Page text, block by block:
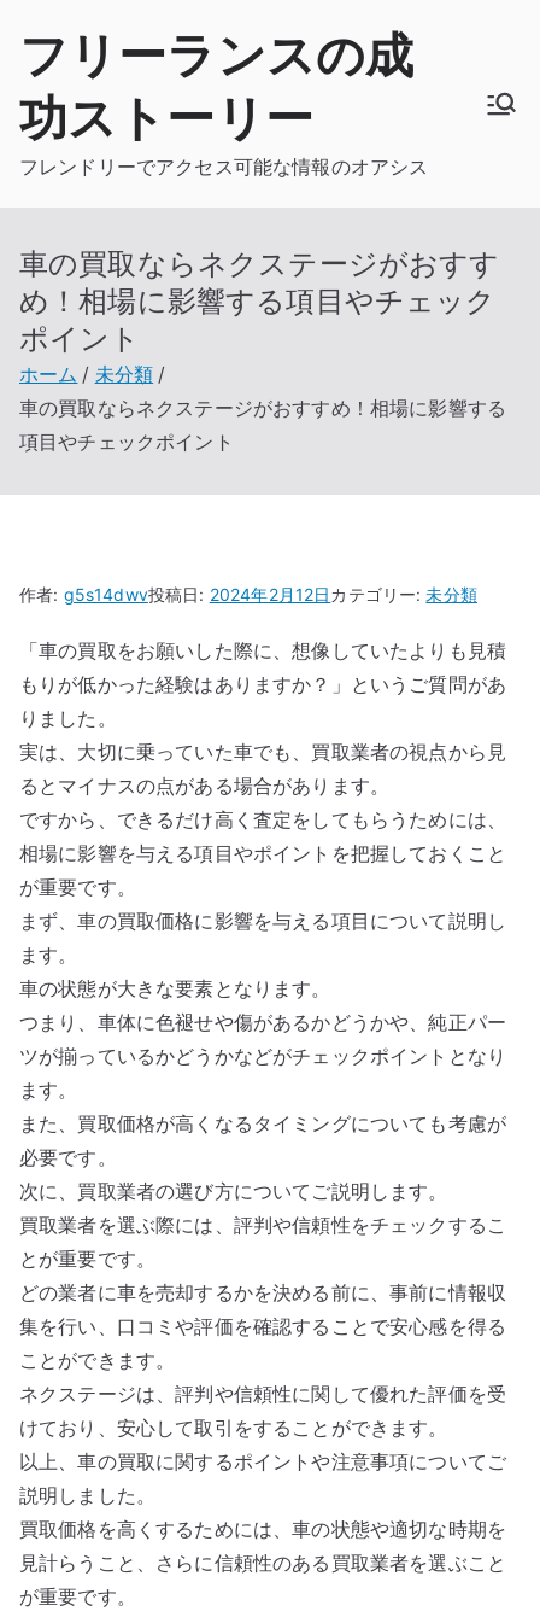
フリーランスの成
功ストーリー
フレンドリーでアクセス可能な情報のオアシス
車の買取ならネクステージがおすす
め！相場に影響する項目やチェック
ポイント
ホーム
未分類
車の買取ならネクステージがおすすめ！相場に影響する
項目やチェックポイント
作者: g5s14dwv投稿日: 2024年2月12日カテゴリー:未分類
「車の買取をお願いした際に、想像していたよりも見積
もりが低かった経験はありますか？」というご質問があ
りました。
実は、大切に乗っていた車でも、買取業者の視点から見
るとマイナスの点がある場合があります。
ですから、できるだけ高く査定をしてもらうためには、
相場に影響を与える項目やポイントを把握しておくこと
が重要です。
まず、車の買取価格に影響を与える項目について説明し
ます。
車の状態が大きな要素となります。
つまり、車体に色褪せや傷があるかどうかや、純正パー
ツが揃っているかどうかなどがチェックポイントとなり
ます。
また、買取価格が高くなるタイミングについても考慮が
必要です。
次に、買取業者の選び方についてご説明します。
買取業者を選ぶ際には、評判や信頼性をチェックするこ
とが重要です。
どの業者に車を売却するかを決める前に、事前に情報収
集を行い、口コミや評価を確認することで安心感を得る
ことができます。
ネクステージは、評判や信頼性に関して優れた評価を受
けており、安心して取引をすることができます。
以上、車の買取に関するポイントや注意事項についてご
説明しました。
買取価格を高くするためには、車の状態や適切な時期を
見計らうこと、さらに信頼性のある買取業者を選ぶこと
が重要です。